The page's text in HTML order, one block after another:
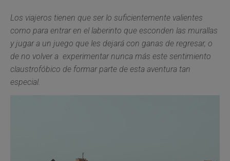
Los viajeros tienen que ser lo suficientemente valientes
como para entrar en el laberinto que esconden las murallas
y jugar a un juego que les dejará con ganas de regresar, o
de no volver a experimentar nunca más este sentimiento
claustrofóbico de formar parte de esta aventura tan
especial.